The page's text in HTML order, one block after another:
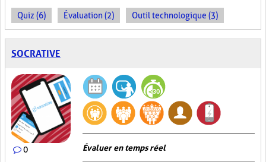
Quiz (6) Évaluation (2) Outil technologique (3)
SOCRATIVE
0 Évaluer en temps réel